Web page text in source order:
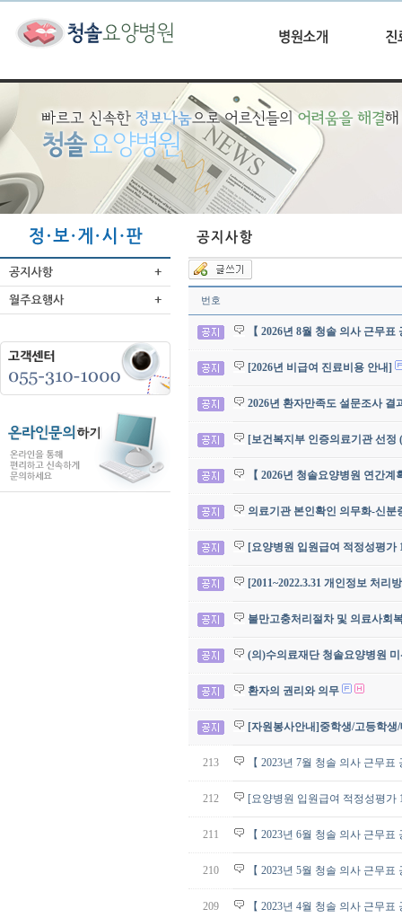
번호
【 2026년 8월 청솔 의사 근무표
[2026년 비급여 진료비용 안내]
2026년 환자만족도 설문조사 결
[보건복지부 인증의료기관 선정
【 2026년 청솔요양병원 연간계
의료기관 본인확인 의무화-신분
[요양병원 입원급여 적정성평가
[2011~2022.3.31 개인정보 처리
불만고충처리절차 및 의료사회
(의)수의료재단 청솔요양병원
환자의 권리와 의무
[자원봉사안내]중학생/고등학
213 【 2023년 7월 청솔 의사 근무표
212 [요양병원 입원급여 적정성평가
211 【 2023년 6월 청솔 의사 근무표
210 【 2023년 5월 청솔 의사 근무표
209 【 2023년 4월 청솔 의사 근무표